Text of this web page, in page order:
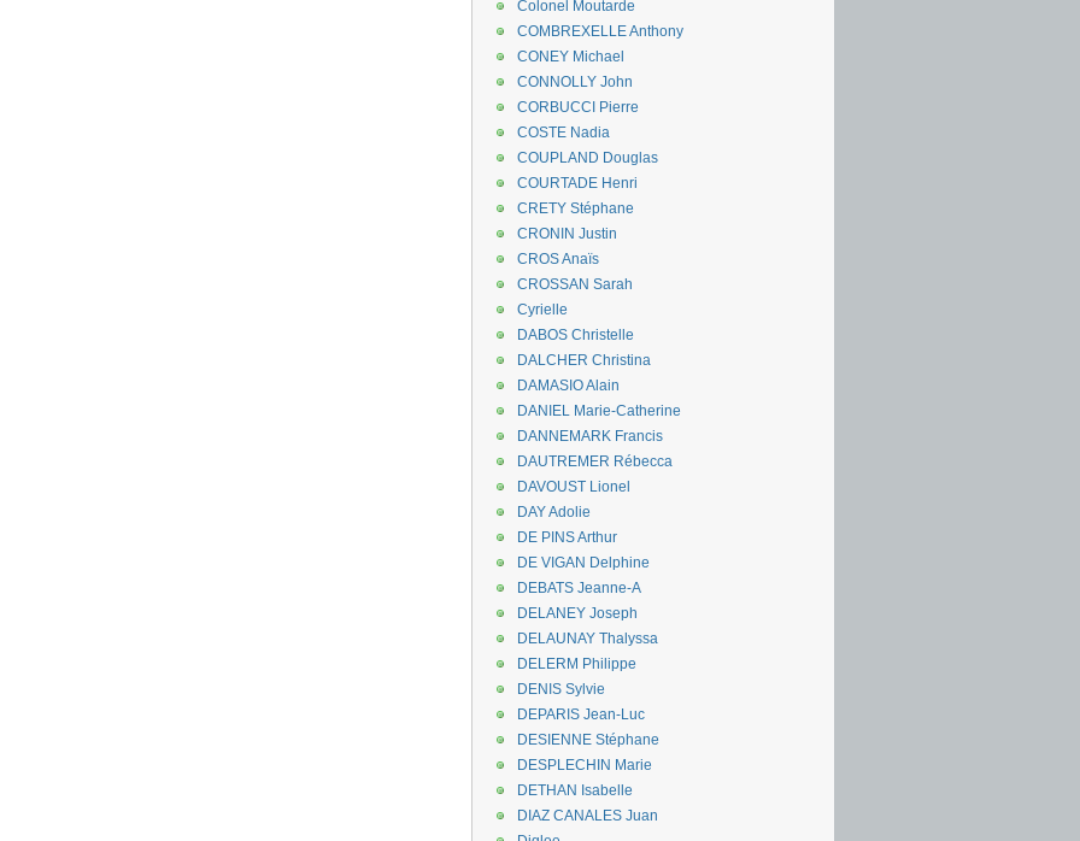
Colonel Moutarde
COMBREXELLE Anthony
CONEY Michael
CONNOLLY John
CORBUCCI Pierre
COSTE Nadia
COUPLAND Douglas
COURTADE Henri
CRETY Stéphane
CRONIN Justin
CROS Anaïs
CROSSAN Sarah
Cyrielle
DABOS Christelle
DALCHER Christina
DAMASIO Alain
DANIEL Marie-Catherine
DANNEMARK Francis
DAUTREMER Rébecca
DAVOUST Lionel
DAY Adolie
DE PINS Arthur
DE VIGAN Delphine
DEBATS Jeanne-A
DELANEY Joseph
DELAUNAY Thalyssa
DELERM Philippe
DENIS Sylvie
DEPARIS Jean-Luc
DESIENNE Stéphane
DESPLECHIN Marie
DETHAN Isabelle
DIAZ CANALES Juan